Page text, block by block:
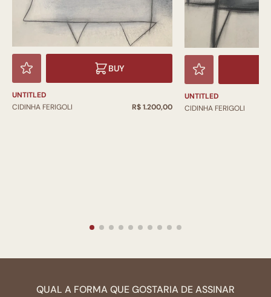
BUY
UNTITLED
CIDINHA FERIGOLI
R$ 1.200,00
UNTITLED
CIDINHA FERIGOLI
QUAL A FORMA QUE GOSTARIA DE ASSINAR